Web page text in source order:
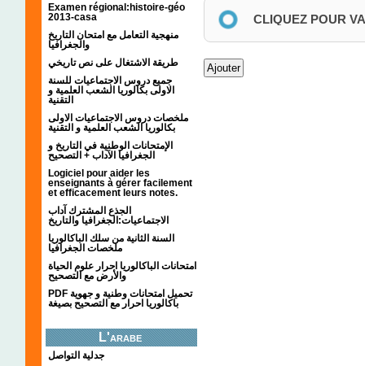
Examen régional:histoire-géo
2013-casa
منهجية التعامل مع امتحان التاريخ
والجغرافيا
طريقة الاشتغال على نص تاريخي
جميع دروس الاجتماعيات للسنة
الاولى بكالوريا الشعب العلمية و
التقنية
ملخصات دروس الاجتماعيات الاولى
بكالوريا الشعب العلمية و التقنية
الإمتحانات الوطنية في التاريخ و
الجغرافيا الآداب + التصحيح
Logiciel pour aider les
enseignants à gérer facilement
et efficacement leurs notes.
الجذع المشترك آداب
الاجتماعيات:الجغرافيا والتاريخ
السنة الثانية من سلك الباكالوريا
ملخصات الجغرافيا
امتحانات الباكالوريا احرار علوم الحياة
والأرض مع التصحيح
PDF تحميل امتحانات وطنية و جهوية
باكالوريا احرار مع التصحيح بصيغة
L'arabe
جدلية التواصل
CLIQUEZ POUR